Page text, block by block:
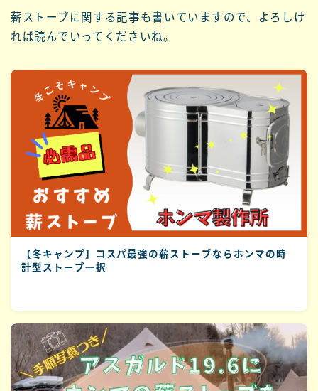
薪ストーブに関する記事も書いていますので、よろしけ
れば読んでいってくださいね。
【冬キャンプ】コスパ最強の薪ストーブならホンマの時
計型ストーブ一択